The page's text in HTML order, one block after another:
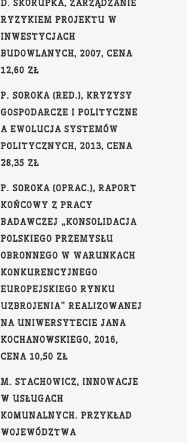
D. SKORUPKA, ZARZĄDZANIE
RYZYKIEM PROJEKTU W
INWESTYCJACH
BUDOWLANYCH, 2007, CENA
12,60 ZŁ
P. SOROKA (RED.), KRYZYSY
GOSPODARCZE I POLITYCZNE
A EWOLUCJA SYSTEMÓW
POLITYCZNYCH, 2013, CENA
28,35 ZŁ
P. SOROKA (OPRAC.), RAPORT
KOŃCOWY Z PRACY
BADAWCZEJ „KONSOLIDACJA
POLSKIEGO PRZEMYSŁU
OBRONNEGO W WARUNKACH
KONKURENCYJNEGO
EUROPEJSKIEGO RYNKU
UZBROJENIA” REALIZOWANEJ
NA UNIWERSYTECIE JANA
KOCHANOWSKIEGO, 2016,
CENA 10,50 ZŁ
M. STACHOWICZ, INNOWACJE
W USŁUGACH
KOMUNALNYCH. PRZYKŁAD
WOJEWÓDZTWA